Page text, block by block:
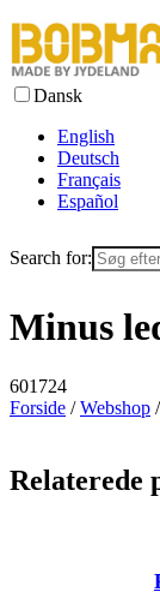
Dansk
English
Deutsch
Français
Español
Search for:
Minus
601724
Forside /Webshop /
Relaterede